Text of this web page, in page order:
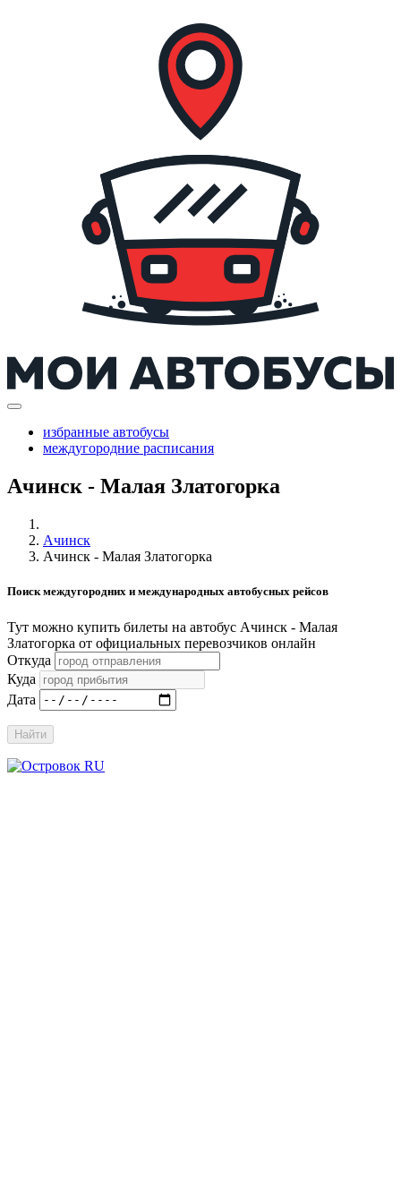
избранные автобусы
междугородние расписания
Ачинск - Малая Златогорка
Ачинск
Ачинск - Малая Златогорка
Поиск междугородних и международных автобусных рейсов
Тут можно купить билеты на автобус Ачинск - Малая
Златогорка от официальных перевозчиков онлайн
Откуда
Куда
Дата
Найти